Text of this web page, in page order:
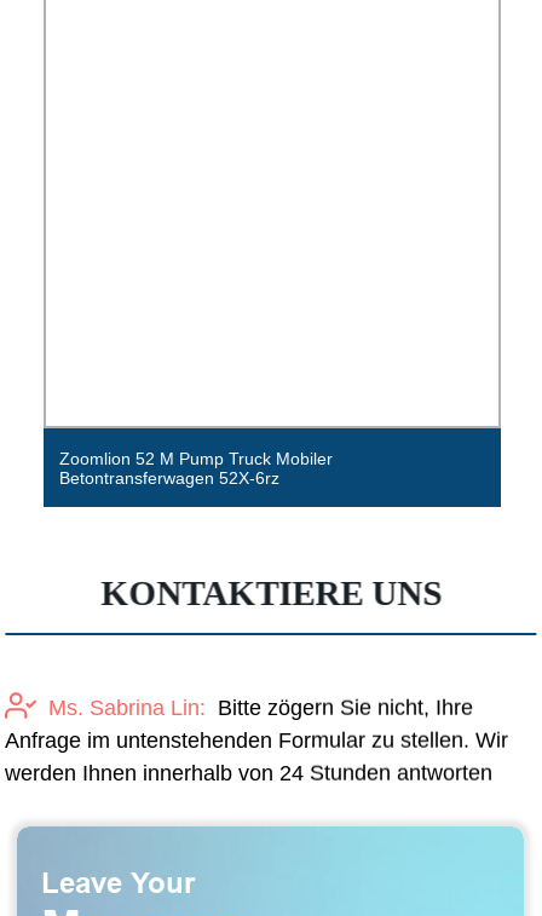
Zoomlion 52 M Pump Truck Mobiler
Betontransferwagen 52X-6rz
KONTAKTIERE UNS
Ms. Sabrina Lin: Bitte zögern Sie nicht, Ihre
Anfrage im untenstehenden Formular zu stellen. Wir
werden Ihnen innerhalb von 24 Stunden antworten